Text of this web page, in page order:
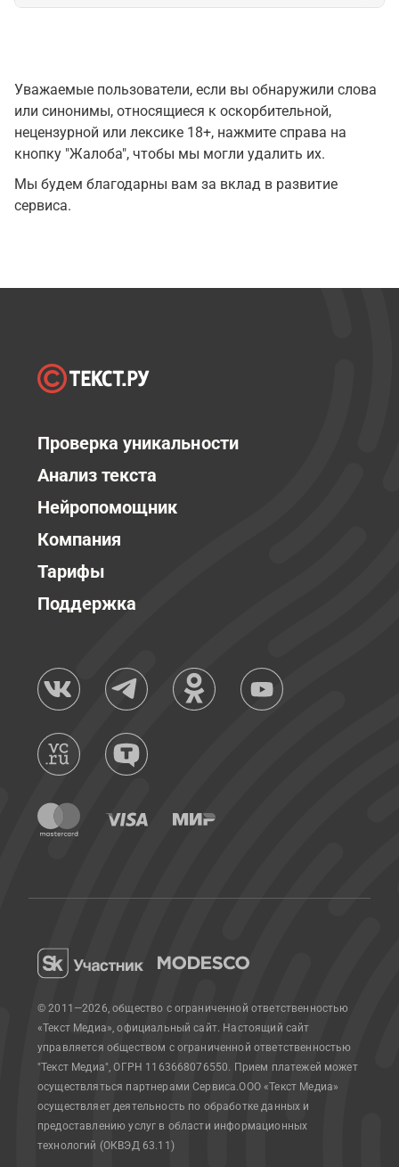
Уважаемые пользователи, если вы обнаружили слова
или синонимы, относящиеся к оскорбительной,
нецензурной или лексике 18+, нажмите справа на
кнопку "Жалоба", чтобы мы могли удалить их.
Мы будем благодарны вам за вклад в развитие
сервиса.
Проверка уникальности
Анализ текста
Нейропомощник
Компания
Тарифы
Поддержка
© 2011—2026, общество с ограниченной ответственностью
«Текст Медиа», официальный сайт. Настоящий сайт
управляется обществом с ограниченной ответственностью
"Текст Медиа", ОГРН 1163668076550. Прием платежей может
осуществляться партнерами Сервиса.ООО «Текст Медиа»
осуществляет деятельность по обработке данных и
предоставлению услуг в области информационных
технологий (ОКВЭД 63.11)